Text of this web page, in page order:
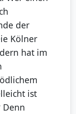
der
Kölner
hat im
ist
Denn